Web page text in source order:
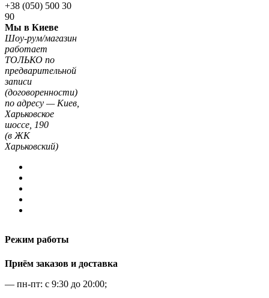
+38 (050) 500 30
90
Мы в Киеве
Шоу-рум/магазин
работает
ТОЛЬКО по
предварительной
записи
(договоренности)
по адресу — Киев,
Харьковское
шоссе, 190
(в ЖК
Харьковский)
Режим работы
Приём заказов и доставка
— пн-пт: с 9:30 до 20:00;